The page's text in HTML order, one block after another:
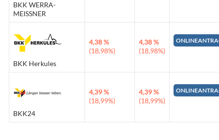
BKK WERRA-
MEISSNER
BKK Herkules
4,38 %
(18,98%)
4,38 %
(18,98%)
BKK24
4,39 %
(18,99%)
4,39 %
(18,99%)